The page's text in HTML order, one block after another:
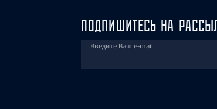
ПОДПИШИТЕСЬ НА
Введите Ваш e-mail